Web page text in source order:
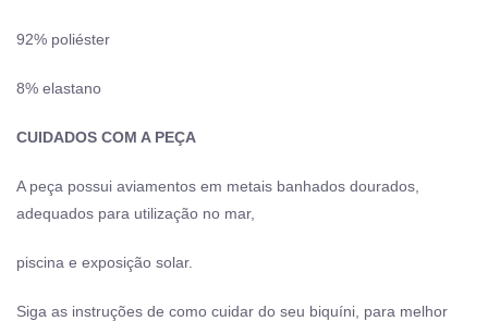
92% poliéster
8% elastano
CUIDADOS COM A PEÇA
A peça possui aviamentos em metais banhados dourados,
adequados para utilização no mar,
piscina e exposição solar.
Siga as instruções de como cuidar do seu biquíni, para melhor